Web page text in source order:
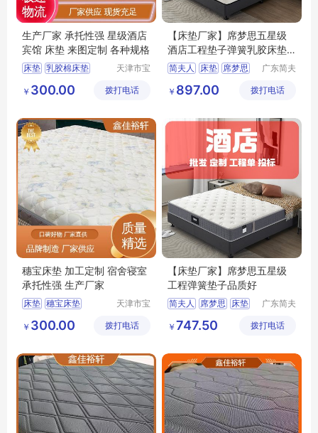
生产厂家 承托性强 星级酒店
宾馆 床垫 来图定制 各种规格
床垫 乳胶棉床垫
床垫厂家
天津市宝
裕轩床垫
￥ 300.00 拨打电话
【床垫厂家】席梦思五星级
酒店工程垫子弹簧乳胶床垫
挺值
简夫人 床垫 席梦思
广东简夫
限公司
￥ 897.00 拨打电话
穗宝床垫 加工定制 宿舍寝室
承托性强 生产厂家
床垫 穗宝床垫
床垫厂家
天津市宝
裕轩床垫
￥ 300.00 拨打电话
【床垫厂家】席梦思五星级
工程弹簧垫子品质好
简夫人 席梦思
床垫
广东简夫
限公司
￥ 747.50 拨打电话